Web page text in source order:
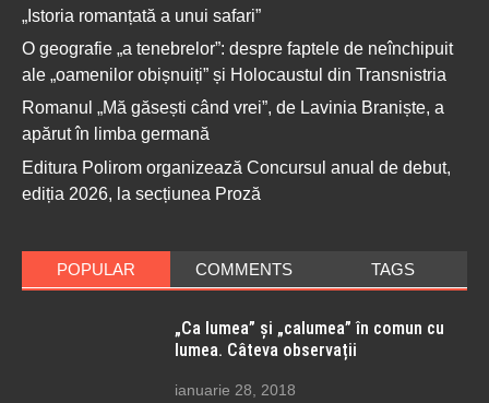
„Istoria romanțată a unui safari”
O geografie „a tenebrelor”: despre faptele de neînchipuit
ale „oamenilor obișnuiți” și Holocaustul din Transnistria
Romanul „Mă găsești când vrei”, de Lavinia Braniște, a
apărut în limba germană
Editura Polirom organizează Concursul anual de debut,
ediția 2026, la secțiunea Proză
POPULAR COMMENTS TAGS
„Ca lumea” și „calumea” în comun cu
lumea. Câteva observații
ianuarie 28, 2018